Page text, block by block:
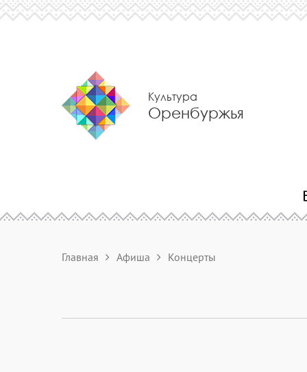
Культура
Оренбуржья
Главная Афиша Концерты